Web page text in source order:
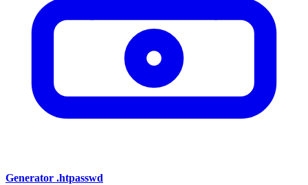
Generator .htpasswd